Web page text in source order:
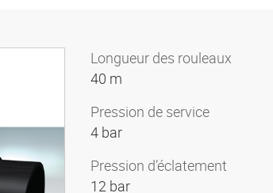
Longueur des rouleaux
40 m
Pression de service
4 bar
Pression d’éclatement
12 bar